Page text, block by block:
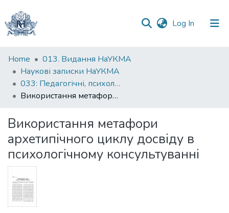
Log In (current)
Communities
&
Collections
All of DSpace
Statistics
Home
013. Видання НаУКМА
Наукові записки НаУКМА
033: Педагогічні, психологічні науки та соціальна робота
Використання метафори архетипічного циклу досвіду в психологічному консультуванні
Використання метафори
архетипічного циклу досвіду в
психологічному консультуванні